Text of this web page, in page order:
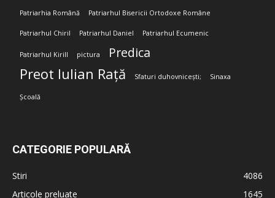
Patriarhia Română Patriarhul Bisericii Ortodoxe Române
Patriarhul Chiril Patriarhul Daniel Patriarhul Ecumenic
Patriarhul Kirill pictura Predica
Preot Iulian Rață Sfaturi duhovnicești; Sinaxa
Școală
CATEGORIE POPULARĂ
Stiri
4086
Articole preluate
1645